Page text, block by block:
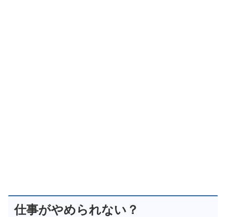
仕事がやめられない？